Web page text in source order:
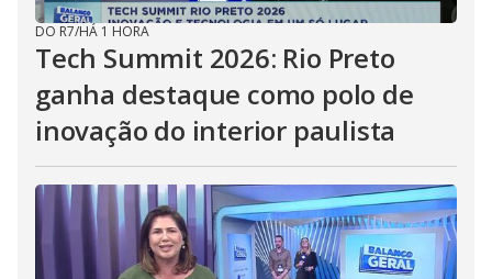
DO R7/HÁ 1 HORA
Tech Summit 2026: Rio Preto
ganha destaque como polo de
inovação do interior paulista